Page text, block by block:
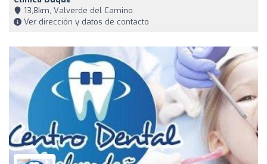
13,8km, Valverde del Camino
Ver dirección y datos de contacto